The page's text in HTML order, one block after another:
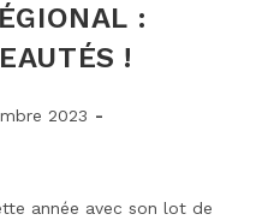
:
!
2023
année avec son lot de